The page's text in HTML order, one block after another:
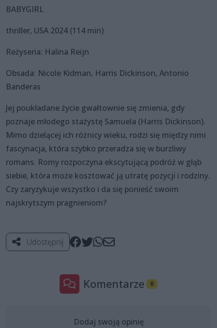
BABYGIRL
thriller, USA 2024 (114 min)
Reżyseria: Halina Reijn
Obsada: Nicole Kidman, Harris Dickinson, Antonio
Banderas
Jej poukładane życie gwałtownie się zmienia, gdy
poznaje młodego stażystę Samuela (Harris Dickinson).
Mimo dzielącej ich różnicy wieku, rodzi się między nimi
fascynacja, która szybko przeradza się w burzliwy
romans. Romy rozpoczyna ekscytującą podróż w głąb
siebie, która może kosztować ją utratę pozycji i rodziny.
Czy zaryzykuje wszystko i da się ponieść swoim
najskrytszym pragnieniom?
Udostępnij
Komentarze 0
Dodaj swoją opinię